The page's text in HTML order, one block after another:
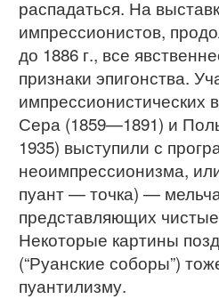
распадаться. На
импрессионистов,
до 1886 г., все
признаки эпигонства.
импрессионистических
Сера (1859—1891) и
1935) выступили с
неоимпрессионизма,
пуант — точка) —
представляющих
Некоторые картины
(“Руанские соборы”)
пуантилизму.